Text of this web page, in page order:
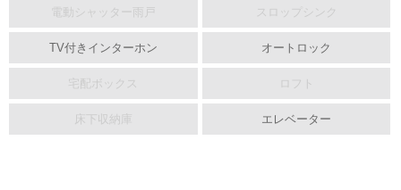
電動シャッター雨戸 スロップシンク
TV付きインターホン オートロック
宅配ボックス ロフト
床下収納庫 エレベーター